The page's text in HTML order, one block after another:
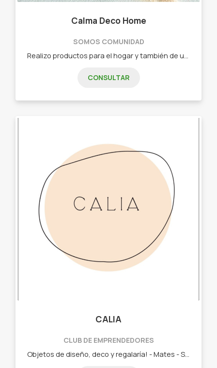
Calma Deco Home
SOMOS COMUNIDAD
CONSULTAR
CALIA
CLUB DE EMPRENDEDORES